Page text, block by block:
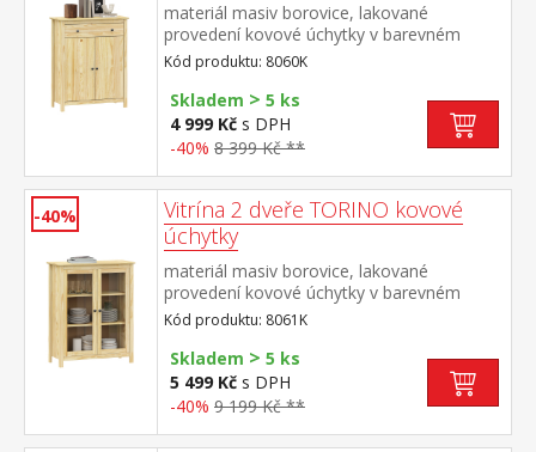
materiál masiv borovice, lakované
provedení kovové úchytky v barevném
provedení černěná mosaz 1 zásuvka s
kovovými pojezdy, 2 dveře, 1
police maximální nosnosti uvedeny v
návodu k montáži
Kód produktu: 8060K
Skladem > 5 ks
4 999 Kč s DPH
-40% 8 399 Kč **
-40%
Vitrína 2 dveře TORINO kovové
úchytky
materiál masiv borovice, lakované
provedení kovové úchytky v barevném
provedení černěná mosaz 2 prosklené
dveře, 2 police maximální nosnosti uvedeny
v návodu k montáži
Kód produktu: 8061K
Skladem > 5 ks
5 499 Kč s DPH
-40% 9 199 Kč **